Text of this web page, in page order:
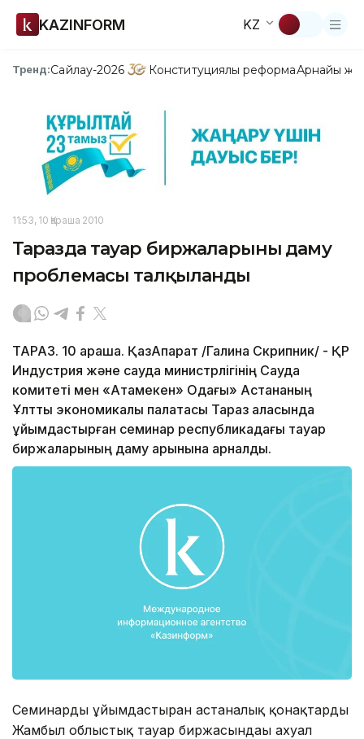
KAZINFORM KZ
Тренд:Сайлау-2026 Конституциялық реформаАрнайы
11:53, 10 Қараша 2010
Таразда тауар биржаларының даму
проблемасы талқыланды
ТАРАЗ. 10 қараша. ҚазАқпарат /Галина Скрипник/ - ҚР
Индустрия және сауда министрлігінің Сауда
комитеті мен «Атамекен» Одағы» Астананың
Ұлттық экономикалық палатасы Тараз қаласында
ұйымдастырған семинар республикадағы тауар
биржаларының даму қарқынына арналды.
Семинарды ұйымдастырған астаналық қонақтарды
Жамбыл облыстық тауар биржасындағы ахуал